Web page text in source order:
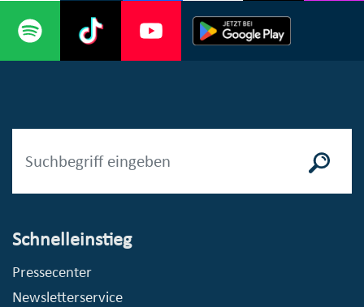
Schnelleinstieg
Pressecenter
Newsletterservice